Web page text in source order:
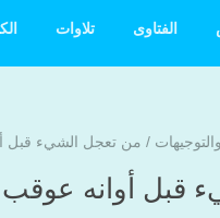
الفتاوى تلاوات
/ من تعجل الشيء قبل
قبل أوانه عوقب